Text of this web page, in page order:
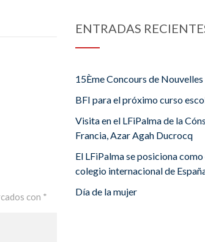
con *
ENTRADAS
15Ème Concours de Nouvelles
BFI para el próximo curso
Visita en el LFiPalma de la
Francia, Azar Agah Ducrocq
El LFiPalma se posiciona
colegio internacional de
Día de la mujer